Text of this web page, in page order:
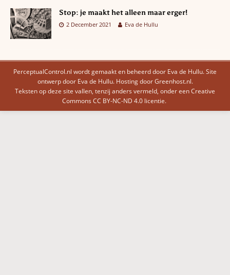
Stop: je maakt het alleen maar erger!
2 December 2021 Eva de Hullu
PerceptualControl.nl wordt gemaakt en beheerd door Eva de Hullu. Site
ontwerp door Eva de Hullu. Hosting door Greenhost.nl.
Teksten op deze site vallen, tenzij anders vermeld, onder eenCreative
Commons CC BY-NC-ND 4.0 licentie.